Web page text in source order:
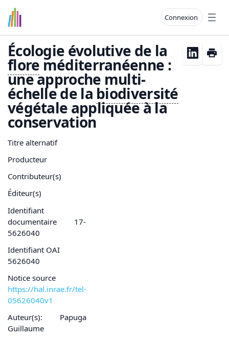
Connexion
Écologie évolutive de la
flore méditerranéenne :
une approche multi-
échelle de la biodiversité
végétale appliquée à la
conservation
Titre alternatif
Producteur
Contributeur(s)
Éditeur(s)
Identifiant
documentaire
17-
5626040
Identifiant OAI
5626040
Notice source
https://hal.inrae.fr/tel-
05626040v1
Auteur(s):
Papuga
Guillaume